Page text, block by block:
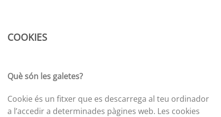
COOKIES
Què són les galetes?
Cookie és un fitxer que es descarrega al teu ordinador
a l’accedir a determinades pàgines web. Les cookies